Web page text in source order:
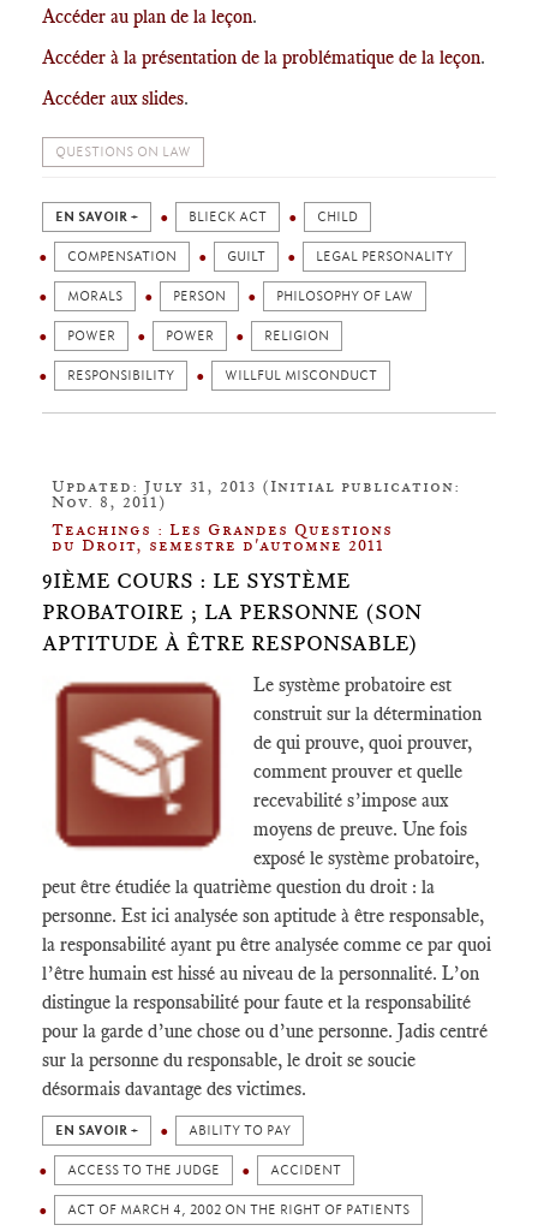
Accéder au plan de la leçon.
Accéder à la présentation de la problématique de la leçon.
Accéder aux slides.
QUESTIONS ON LAW
EN SAVOIR + BLIECK ACT CHILD
COMPENSATION GUILT LEGAL PERSONALITY
MORALS PERSON PHILOSOPHY OF LAW
POWER POWER RELIGION
RESPONSIBILITY WILLFUL MISCONDUCT
Updated: July 31, 2013 (Initial publication:
Nov. 8, 2011)
Teachings : Les Grandes Questions
du Droit, semestre d'automne 2011
9IÈME COURS : LE SYSTÈME
PROBATOIRE ; LA PERSONNE (SON
APTITUDE À ÊTRE RESPONSABLE)
Le système probatoire est
construit sur la détermination
de qui prouve, quoi prouver,
comment prouver et quelle
recevabilité s’impose aux
moyens de preuve. Une fois
exposé le système probatoire,
peut être étudiée la quatrième question du droit : la
personne. Est ici analysée son aptitude à être responsable,
la responsabilité ayant pu être analysée comme ce par quoi
l’être humain est hissé au niveau de la personnalité. L’on
distingue la responsabilité pour faute et la responsabilité
pour la garde d’une chose ou d’une personne. Jadis centré
sur la personne du responsable, le droit se soucie
désormais davantage des victimes.
EN SAVOIR + ABILITY TO PAY
ACCESS TO THE JUDGE ACCIDENT
ACT OF MARCH 4, 2002 ON THE RIGHT OF PATIENTS